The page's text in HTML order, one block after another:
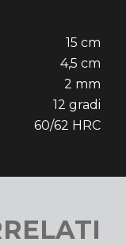
15 cm
4,5 cm
2 mm
12 gradi
60/62 HRC